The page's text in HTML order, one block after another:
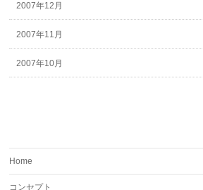
2007年12月
2007年11月
2007年10月
Home
コンセプト